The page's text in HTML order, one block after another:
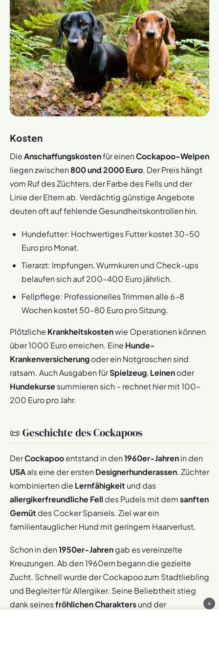
Kosten
DieAnschaffungskostenfür einenCockapoo-Welpen
liegen zwischen800 und 2000 Euro. Der Preis hängt
vom Ruf des Züchters, der Farbe des Fells und der
Linie der Eltern ab. Verdächtig günstige Angebote
deuten oft auf fehlende Gesundheitskontrollen hin.
Hundefutter: Hochwertiges Futter kostet 30–50
Euro pro Monat.
Tierarzt: Impfungen, Wurmkuren und Check-ups
belaufen sich auf 200–400 Euro jährlich.
Fellpflege: Professionelles Trimmen alle 6–8
Wochen kostet 50–80 Euro pro Sitzung.
Plötzliche Krankheitskostenwie Operationen können
über 1000 Euro erreichen. Eine Hunde-
Krankenversicherungoder ein Notgroschen sind
ratsam. Auch Ausgaben fürSpielzeug, Leinenoder
Hundekursesummieren sich – rechnet hier mit 100–
200 Euro pro Jahr.
📜 Geschichte des Cockapoos
DerCockapooentstand in den1960er-Jahrenin den
USAals eine der erstenDesignerhunderassen. Züchter
kombinierten die Lernfähigkeit und das
allergikerfreundliche Fell des Pudels mit demsanften
Gemüt des Cocker Spaniels. Ziel war ein
familientauglicher Hund mit geringem Haarverlust.
Schon in den1950er-Jahrengab es vereinzelte
Kreuzungen. Ab den 1960ern begann die gezielte
Zucht. Schnell wurde der Cockapoo zum Stadtliebling
und Begleiter für Allergiker. Seine Beliebtheit stieg
dank seinesfröhlichen Charaktersund der
×